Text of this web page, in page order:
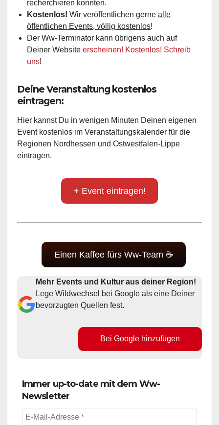
recherchieren konnten.
Kostenlos! Wir veröffentlichen gerne alle
öffentlichen Events, völlig kostenlos!
Der Ww-Terminator kann übrigens auch auf
Deiner Website erscheinen! Kostenlos! Schreib
uns!
Deine Veranstaltung kostenlos
eintragen:
Hier kannst Du in wenigen Minuten Deinen eigenen
Event kostenlos im Veranstaltungskalender für die
Regionen Nordhessen und Ostwestfalen-Lippe
eintragen.
+ Event eintragen!
Einen Kaffee fürs Ww-Team ☕
Mehr Events und Kultur aus deiner Region!
Lege Wildwechsel bei Google als eine Deiner
bevorzugten Quellen fest.
Bei Google hinzufügen
Immer up-to-date mit dem Ww-
Newsletter